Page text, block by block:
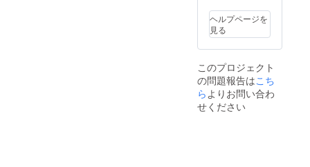
ヘルプページを
見る
このプロジェクト
の問題報告はこち
らよりお問い合わ
せください